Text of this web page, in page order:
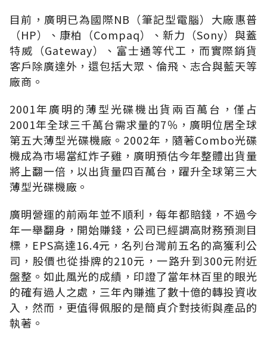
目前，廣明已為國際NB（筆記型電腦）大廠惠普
（HP）、康柏（Compaq）、新力（Sony）與蓋
特威（Gateway）、富士通等代工，而實際銷貨
客戶除廣達外，還包括大眾、倫飛、志合與藍天等
廠商。
2001年廣明的薄型光碟機出貨兩百萬台，僅占
2001年全球三千萬台需求量的7％，廣明位居全球
第五大薄型光碟機廠。2002年，隨著Combo光碟
機成為市場當紅炸子雞，廣明預估今年整體出貨量
將上翻一倍，以出貨量四百萬台，躍升全球第三大
薄型光碟機廠。
廣明營運的前兩年並不順利，每年都賠錢，不過今
年一舉翻身，開始賺錢，公司已經調高財務預測目
標，EPS高達16.4元，名列台灣前五名的高獲利公
司，股價也從掛牌的210元，一路升到300元附近
盤整。如此風光的成績，印證了當年林百里的眼光
的確有過人之處，三年內賺進了數十億的轉投資收
入，然而，更值得佩服的是簡貞介對技術與產品的
執著。